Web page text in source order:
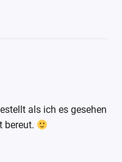
als ich es gesehen
bereut.